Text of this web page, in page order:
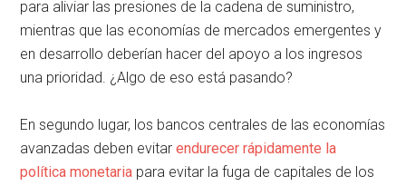
para aliviar las presiones de la cadena de suministro,
mientras que las economías de mercados emergentes y
en desarrollo deberían hacer del apoyo a los ingresos
una prioridad. ¿Algo de eso está pasando?
En segundo lugar, los bancos centrales de las economías
avanzadas deben evitarendurecer rápidamente la
política monetaria para evitar la fuga de capitales de los